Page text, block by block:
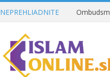
NEPREHLIADNITE